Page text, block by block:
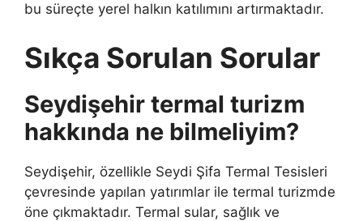
bu süreçte yerel halkın katılımını artırmaktadır.
Sıkça Sorulan Sorular
Seydişehir termal turizm
hakkında ne bilmeliyim?
Seydişehir, özellikle Seydi Şifa Termal Tesisleri
çevresinde yapılan yatırımlar ile termal turizmde
öne çıkmaktadır. Termal sular, sağlık ve